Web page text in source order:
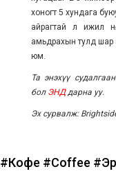
хоногт 5 хундага
айрагтай л ижил
амьдрахын тулд шар
юм.
Та энэхүү
бол ЭНДдарна уу.
Эх сурвалж:
#Кофе #Coffee